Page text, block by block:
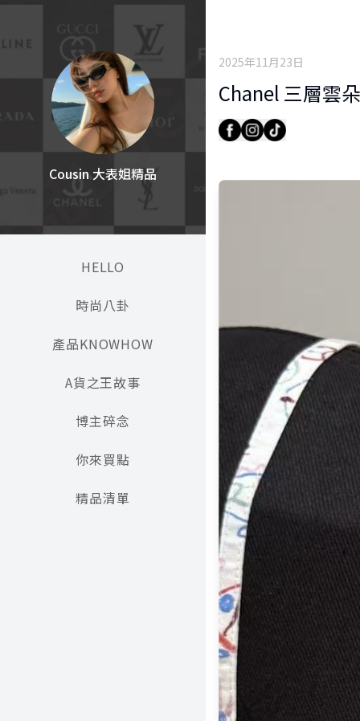
Cousin 大表姐精品
HELLO
時尚八卦
產品KNOWHOW
A貨之王故事
博主碎念
你來買點
精品清單
2025年11月23日
Chanel 三層雲